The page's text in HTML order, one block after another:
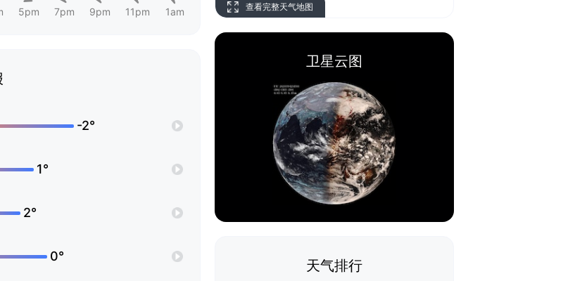
5pm 7pm 9pm 11pm 1am
-2°
1°
2°
0°
查看完整天气地图
卫星云图
天气排行